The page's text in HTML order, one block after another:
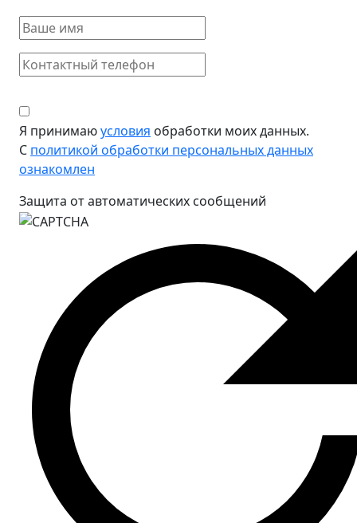
Я принимаюусловия обработки моих данных.
С политикой обработки персональных данных
ознакомлен
Защита от автоматических сообщений